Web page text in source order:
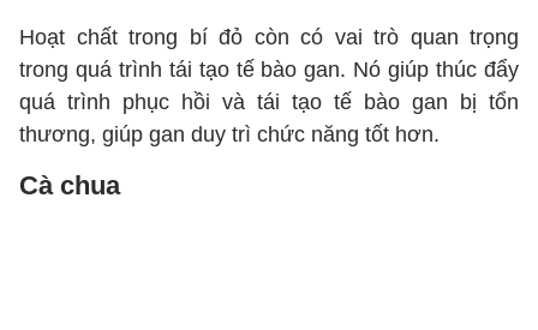
Hoạt chất trong bí đỏ còn có vai trò quan trọng
trong quá trình tái tạo tế bào gan. Nó giúp thúc đẩy
quá trình phục hồi và tái tạo tế bào gan bị tổn
thương, giúp gan duy trì chức năng tốt hơn.
Cà chua